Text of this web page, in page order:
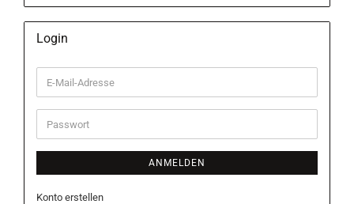
Login
E-
Mail-
Adresse
Passwort
ANMELDEN
Konto erstellen